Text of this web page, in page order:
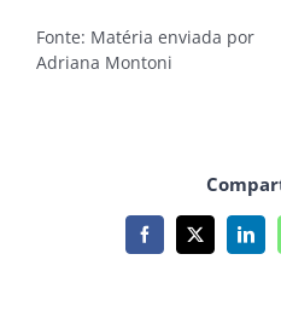
Fonte: Matéria enviada por
Adriana Montoni
Facebook
X